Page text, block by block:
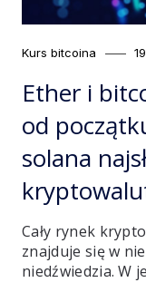
Category
Kurs bitcoina
Ether i
od
solana
Cały rynek
znajduje się w
niedźwiedzia. W